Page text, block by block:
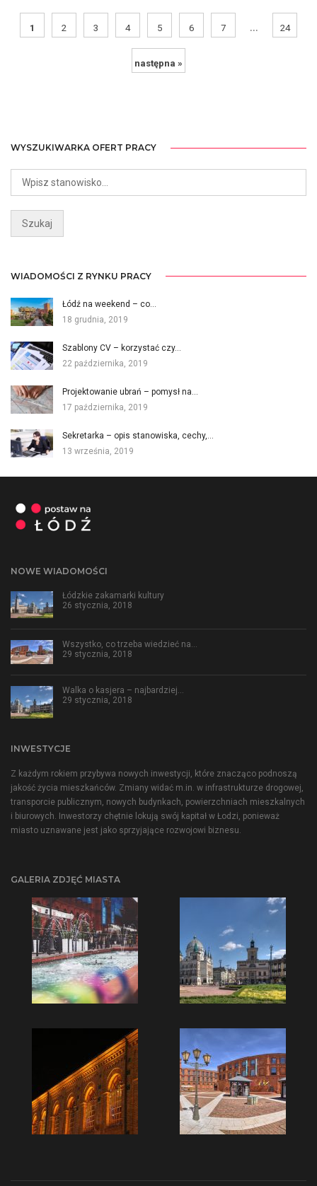
1 2 3 4 5 6 7 ... 24
następna »
WYSZUKIWARKA OFERT PRACY
WIADOMOŚCI Z RYNKU PRACY
Łódź na weekend – co…
18 grudnia, 2019
Szablony CV – korzystać czy…
22 października, 2019
Projektowanie ubrań – pomysł na…
17 października, 2019
Sekretarka – opis stanowiska, cechy,…
13 września, 2019
NOWE WIADOMOŚCI
Łódzkie zakamarki kultury
26 stycznia, 2018
Wszystko, co trzeba wiedzieć na…
29 stycznia, 2018
Walka o kasjera – najbardziej…
29 stycznia, 2018
INWESTYCJE
Z każdym rokiem przybywa nowych inwestycji, które znacząco podnoszą
jakość życia mieszkańców. Zmiany widać m.in. w infrastrukturze drogowej,
transporcie publicznym, nowych budynkach, powierzchniach mieszkalnych
i biurowych. Inwestorzy chętnie lokują swój kapitał w Łodzi, ponieważ
miasto uznawane jest jako sprzyjające rozwojowi biznesu.
GALERIA ZDJĘĆ MIASTA